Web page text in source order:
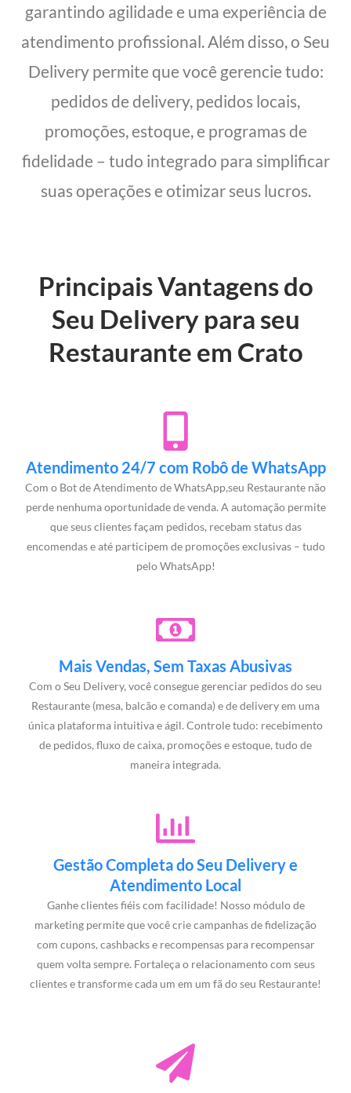
garantindo agilidade e uma experiência de
atendimento profissional. Além disso, o Seu
Delivery permite que você gerencie tudo:
pedidos de delivery, pedidos locais,
promoções, estoque, e programas de
fidelidade – tudo integrado para simplificar
suas operações e otimizar seus lucros.
Principais Vantagens do
Seu Delivery para seu
Restaurante em Crato
Atendimento 24/7 com Robô de WhatsApp
Com o Bot de Atendimento de WhatsApp,seu Restaurante não
perde nenhuma oportunidade de venda. A automação permite
que seus clientes façam pedidos, recebam status das
encomendas e até participem de promoções exclusivas – tudo
pelo WhatsApp!
Mais Vendas, Sem Taxas Abusivas
Com o Seu Delivery, você consegue gerenciar pedidos do seu
Restaurante (mesa, balcão e comanda) e de delivery em uma
única plataforma intuitiva e ágil. Controle tudo: recebimento
de pedidos, fluxo de caixa, promoções e estoque, tudo de
maneira integrada.
Gestão Completa do Seu Delivery e
Atendimento Local
Ganhe clientes fiéis com facilidade! Nosso módulo de
marketing permite que você crie campanhas de fidelização
com cupons, cashbacks e recompensas para recompensar
quem volta sempre. Fortaleça o relacionamento com seus
clientes e transforme cada um em um fã do seu Restaurante!